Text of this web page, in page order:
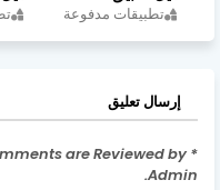
تطبيقات مدفوعة
إرسال تعليق
are Reviewed by
Admin.